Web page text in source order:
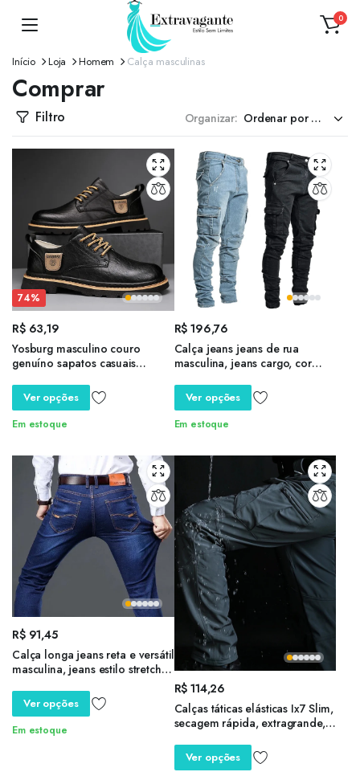
0
Início Loja Homem Calça masculinas
Comprar
Filtro Organizar:
74%
R$63,19
Yosburg masculino couro
genuíno sapatos casuais
rendas sapatos para homens
sapatos de casamento
Ver opções
Em estoque
R$ 196,76
Calça jeans jeans de rua
masculina, jeans cargo, cor
casual de cintura média, slim fit,
roupa diária, corredores
Ver opções
Em estoque
R$91,45
Calça longa jeans reta e versátil
masculina, jeans estilo stretch,
Ver opções
Em estoque
R$ 114,26
Calças táticas elásticas Ix7 Slim,
secagem rápida, extragrande,
trabalho, calças de ataque,
calças de treinamento
Ver opções